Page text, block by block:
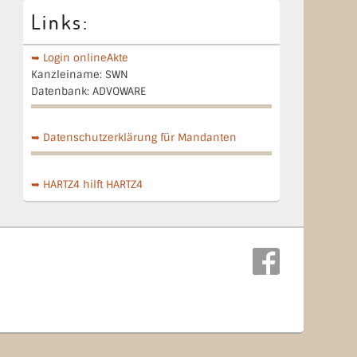
Links:
➥ Login onlineAkte
Kanzleiname: SWN
Datenbank: ADVOWARE
➥ Datenschutzerklärung für Mandanten
➥ HARTZ4 hilft HARTZ4